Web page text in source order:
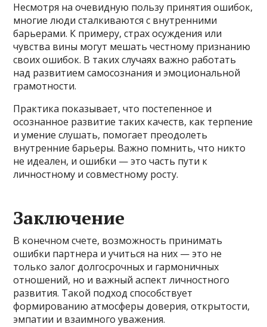
Несмотря на очевидную пользу принятия ошибок,
многие люди сталкиваются с внутренними
барьерами. К примеру, страх осуждения или
чувства вины могут мешать честному признанию
своих ошибок. В таких случаях важно работать
над развитием самосознания и эмоциональной
грамотности.
Практика показывает, что постепенное и
осознанное развитие таких качеств, как терпение
и умение слушать, помогает преодолеть
внутренние барьеры. Важно помнить, что никто
не идеален, и ошибки — это часть пути к
личностному и совместному росту.
Заключение
В конечном счете, возможность принимать
ошибки партнера и учиться на них — это не
только залог долгосрочных и гармоничных
отношений, но и важный аспект личностного
развития. Такой подход способствует
формированию атмосферы доверия, открытости,
эмпатии и взаимного уважения.